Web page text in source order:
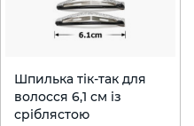
Шпилька тік-так для
волосся 6,1 см із
сріблястою